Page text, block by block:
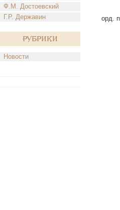
Ф.М. Достоевский
Г.Р. Державин
Рубрики
Новости
орд.